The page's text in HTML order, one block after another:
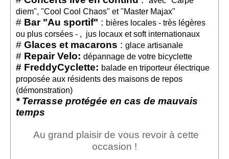
Reportages vidéos
Vidéos récentes
Vidéos archives
Sponsors
Inscrivez-vous à notre Lettre d'information
diem", "Cool Cool Chaos" et "Master Majax"
# Bar "Au sportif" : bières locales - très légères
ou plus corsées - , jus locaux et soft internationaux
# Glaces et macarons : glace artisanale
# Repair Velo: dépannage de votre bicyclette
# FreddyCyclette: balade en triporteur électrique
proposée aux résidents des maisons de repos
(démonstration)
* Terrasse protégée en cas de mauvais
temps
Au grand plaisir de vous revoir à cette
occasion !